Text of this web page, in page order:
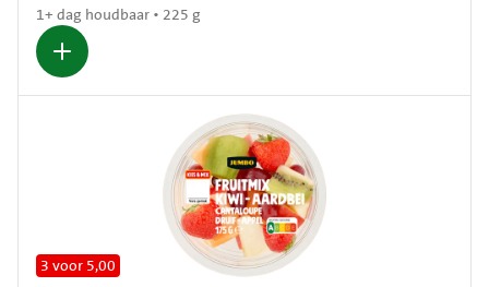
1+ dag houdbaar • 225 g
3 voor 5,00